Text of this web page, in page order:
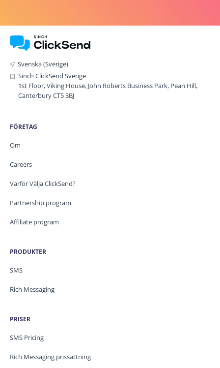
Svenska (Sverige)
Sinch ClickSend Sverige
1st Floor, Viking House, John Roberts Business Park, Pean Hill,
Canterbury CT5 3BJ
FÖRETAG
Om
Careers
Varför Välja ClickSend?
Partnership program
Affiliate program
PRODUKTER
SMS
Rich Messaging
PRISER
SMS Pricing
Rich Messaging prissättning